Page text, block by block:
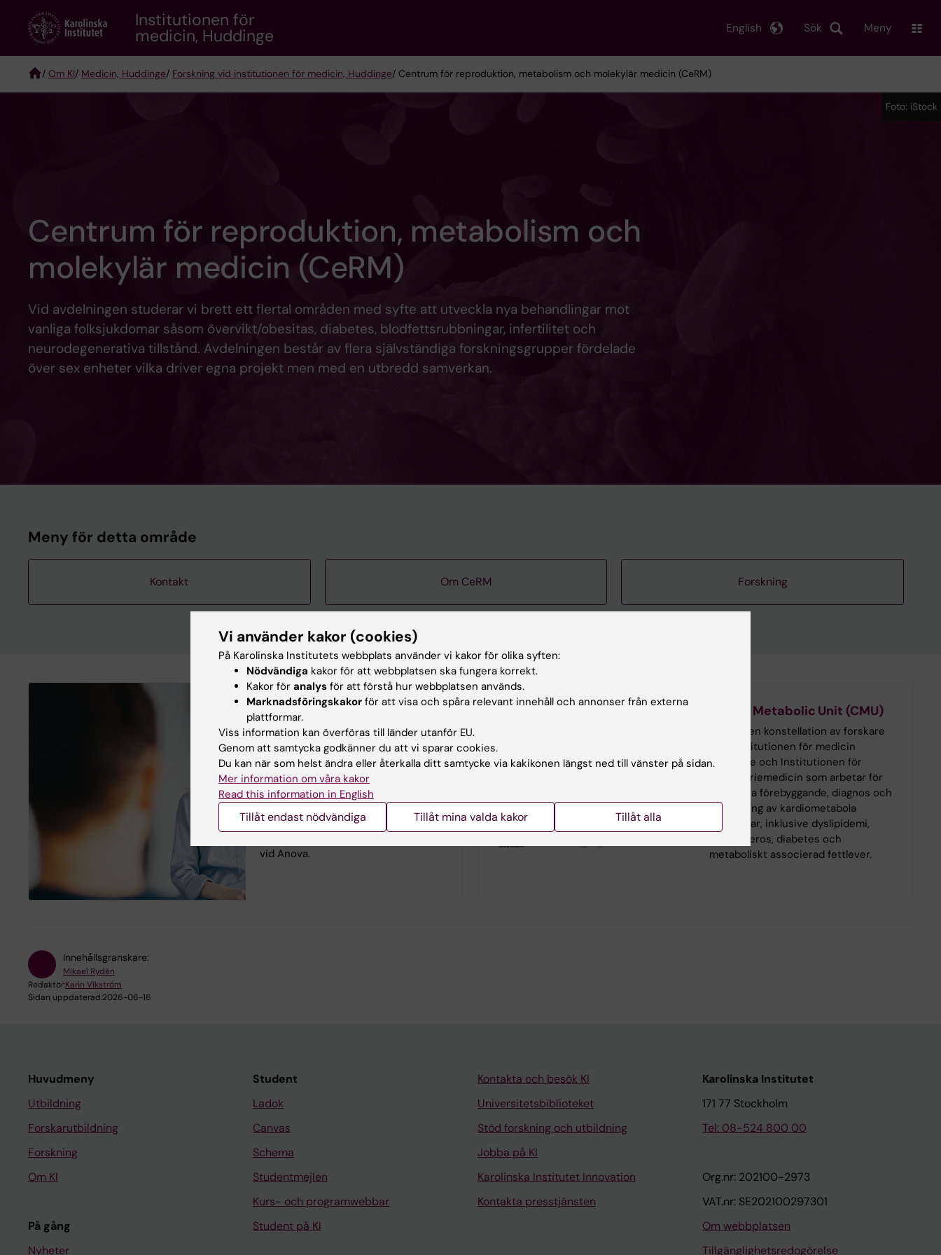
content
Institutionen för
medicin, Huddinge Sök
English Meny
Breadcrumb
/ Om KI/ Medicin, Huddinge/ Forskning vid institutionen för medicin, Huddinge/ Centrum för reproduktion, metabolism och molekylär medicin (CeRM)
Centrum för reproduktion, metabolism och
molekylär medicin (CeRM)
Vid avdelningen studerar vi brett ett flertal områden med syfte att utveckla nya behandlingar mot
vanliga folksjukdomar såsom övervikt/obesitas, diabetes, blodfettsrubbningar, infertilitet och
neurodegenerativa tillstånd. Avdelningen består av flera självständiga forskningsgrupper fördelade
över sex enheter vilka driver egna projekt men med en utbredd samverkan.
Foto: iStock
Meny för detta område
Kontakt Om CeRM Forskning
Andrologi, Sexualmedicin,
Transmedicin (ANOVA)
Anova är ett centrum för forskning,
klinisk utredning och behandling inom
andrologi, sexualmedicin och
transmedicin. Karolinska Institutet
bedriver forskning i samarbete med
bland annat Umeå universitet inom
vid Anova.
Cardio Metabolic Unit (CMU)
CMU är en konstellation av forskare
från Institutionen för medicin
Huddinge och Institutionen för
laboratoriemedicin som arbetar för
att främja förebyggande, diagnos och
behandling av kardiometabola
sjukdomar, inklusive dyslipidemi,
ateroskleros, diabetes och
metaboliskt associerad fettlever.
Innehållsgranskare:
Mikael Rydén
Redaktör:Karin Vikström
Sidan uppdaterad:2026-06-16
Huvudmeny
Utbildning
Forskarutbildning
Forskning
Om KI
På gång
Nyheter
Student
Ladok
Canvas
Schema
Studentmejlen
Kurs- och programwebbar
Student på KI
Kontakta och besök KI
Universitetsbiblioteket
Stöd forskning och utbildning
Jobba på KI
Karolinska Institutet Innovation
Kontakta presstjänsten
Karolinska Institutet
171 77 Stockholm
Tel: 08-524 800 00
Org.nr: 202100-2973
VAT.nr: SE202100297301
Om webbplatsen
Tillgänglighetsredogörelse
Vi använder kakor (cookies)
På Karolinska Institutets webbplats använder vi kakor för olika syften:
Nödvändiga kakor för att webbplatsen ska fungera korrekt.
Kakor för analys för att förstå hur webbplatsen används.
Marknadsföringskakor för att visa och spåra relevant innehåll och annonser från externa
plattformar.
Viss information kan överföras till länder utanför EU.
Genom att samtycka godkänner du att vi sparar cookies.
Du kan när som helst ändra eller återkalla ditt samtycke via kakikonen längst ned till vänster på sidan.
Mer information om våra kakor
Read this information in English
Tillåt endast nödvändiga Tillåt mina valda kakor Tillåt alla